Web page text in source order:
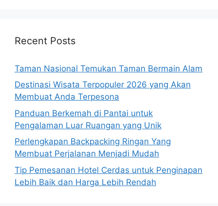
Recent Posts
Taman Nasional Temukan Taman Bermain Alam
Destinasi Wisata Terpopuler 2026 yang Akan
Membuat Anda Terpesona
Panduan Berkemah di Pantai untuk
Pengalaman Luar Ruangan yang Unik
Perlengkapan Backpacking Ringan Yang
Membuat Perjalanan Menjadi Mudah
Tip Pemesanan Hotel Cerdas untuk Penginapan
Lebih Baik dan Harga Lebih Rendah